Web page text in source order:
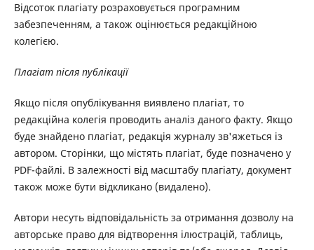
Відсоток плагіату розраховується програмним
забезпеченням, а також оцінюється редакційною
колегією.
Плагіат після публікації
Якщо після опублікування виявлено плагіат, то
редакційна колегія проводить аналіз даного факту. Якщо
буде знайдено плагіат, редакція журналу зв'яжеться із
автором. Сторінки, що містять плагіат, буде позначено у
PDF-файлі. В залежності від масштабу плагіату, документ
також може бути відкликано (видалено).
Автори несуть відповідальність за отримання дозволу на
авторське право для відтворення ілюстрацій, таблиць,